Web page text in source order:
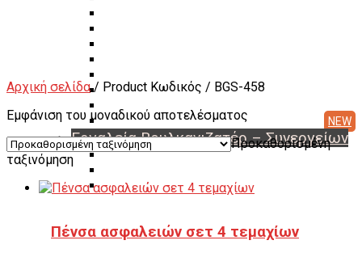
Ζαντότορνοι
Μεταχειρισμένα Μηχανήματα & Εργαλεία
Εργαλεία Βουλκανιζατέρ – Συνεργείων
Αερόκλειδα – Δυναμόκλειδα
Αερόμετρα & Είδη φουσκώματος
Γρύλοι
Αρχική σελίδα/ Product Κωδικός / BGS-458
Εμφάνιση του μοναδικού αποτελέσματος
Προκαθορισμένη
ταξινόμηση
Πένσα ασφαλειών σετ 4 τεμαχίων